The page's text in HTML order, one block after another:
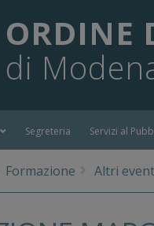
ORDINE
di
Segreteria Servizi al
Formazione Altri